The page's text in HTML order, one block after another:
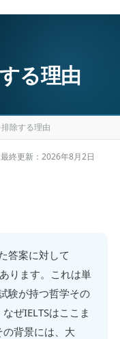
る理由
除する理由
最終更新： 2026年8月2日
答案に対して
ります。これは単
験が持つ哲学その
ぜIELTSはここま
背景には、大